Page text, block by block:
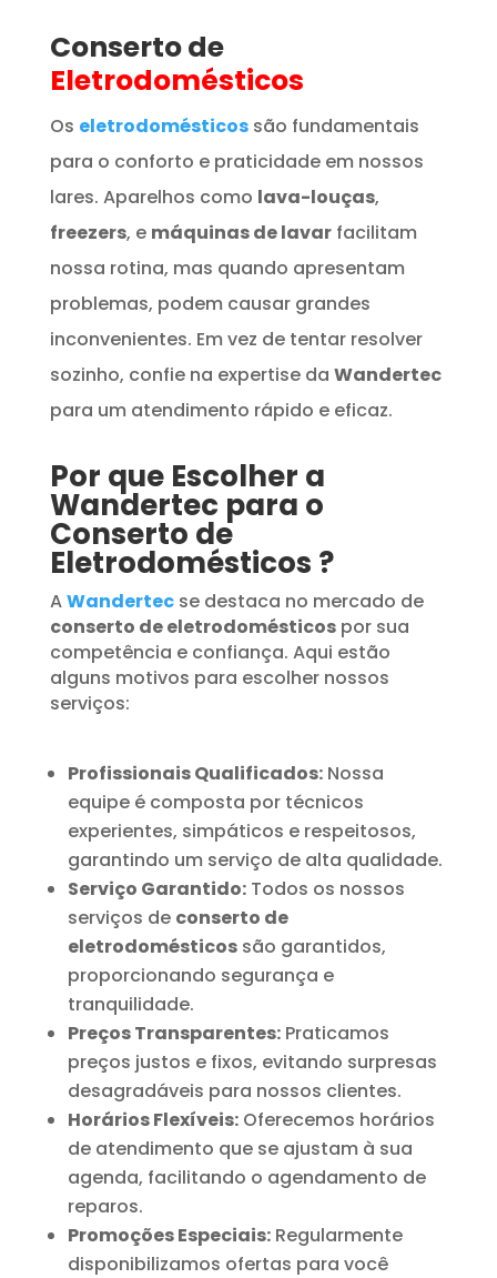
Conserto de
Eletrodomésticos
Os eletrodomésticos são fundamentais
para o conforto e praticidade em nossos
lares. Aparelhos como lava-louças,
freezers, e máquinas de lavarfacilitam
nossa rotina, mas quando apresentam
problemas, podem causar grandes
inconvenientes. Em vez de tentar resolver
sozinho, confie na expertise da Wandertec
para um atendimento rápido e eficaz.
Por que Escolher a
Wandertec para o
Conserto de
Eletrodomésticos ?
AWandertecse destaca no mercado de
conserto de eletrodomésticospor sua
competência e confiança. Aqui estão
alguns motivos para escolher nossos
serviços:
Profissionais Qualificados:Nossa
equipe é composta por técnicos
experientes, simpáticos e respeitosos,
garantindo um serviço de alta qualidade.
Serviço Garantido:Todos os nossos
serviços de conserto de
eletrodomésticossão garantidos,
proporcionando segurança e
tranquilidade.
Preços Transparentes:Praticamos
preços justos e fixos, evitando surpresas
desagradáveis para nossos clientes.
Horários Flexíveis:Oferecemos horários
de atendimento que se ajustam à sua
agenda, facilitando o agendamento de
reparos.
Promoções Especiais:Regularmente
disponibilizamos ofertas para você